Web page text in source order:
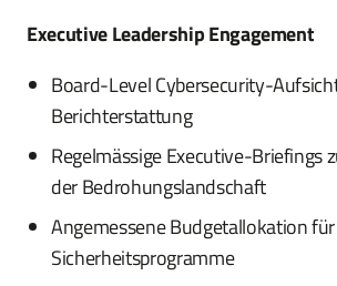
Executive Leadership Engagement
Board-Level Cybersecurity-
Berichterstattung
Regelmässige Executive-Briefings
der Bedrohungslandschaft
Angemessene Budgetallokation
Sicherheitsprogramme